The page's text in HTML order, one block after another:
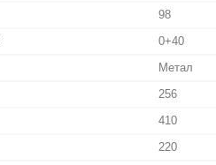
98
0+40
Метал
256
410
220